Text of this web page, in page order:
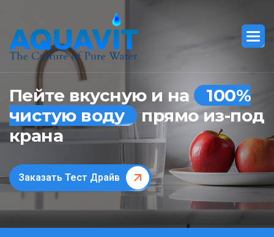
Пейте вкусную и на
100%
чистую воду прямо из-под
крана
Заказать Тест Драйв